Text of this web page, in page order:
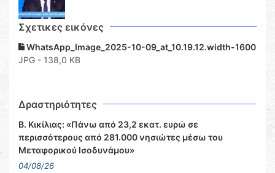
Σχετικες εικόνες
WhatsApp_Image_2025-10-09_at_10.19.12.width-1600
JPG - 138,0 KB
Δραστηριότητες
Β. Κικίλιας: «Πάνω από 23,2 εκατ. ευρώ σε
περισσότερους από 281.000 νησιώτες μέσω του
Μεταφορικού Ισοδυνάμου»
04/08/26